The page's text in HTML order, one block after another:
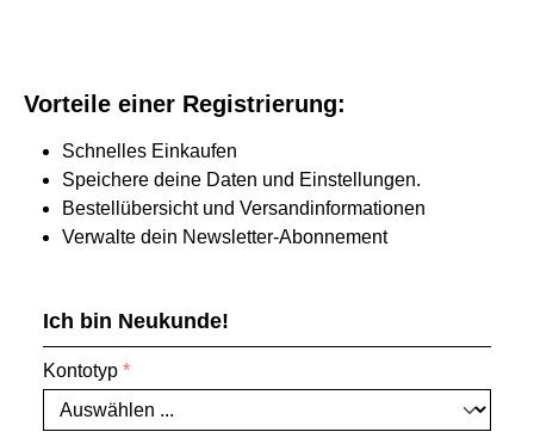
Vorteile einer Registrierung:
Schnelles Einkaufen
Speichere deine Daten und Einstellungen.
Bestellübersicht und Versandinformationen
Verwalte dein Newsletter-Abonnement
Ich bin Neukunde!
Persönliche Informationen
Kontotyp *